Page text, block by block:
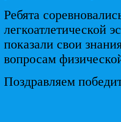
Ребята
легкоатлетической
показали свои
вопросам
Поздравляем